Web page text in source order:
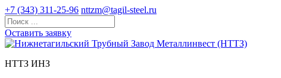
+7 (343) 311-25-96 nttzm@tagil-steel.ru
Оставить заявку
НТТЗ ИНЗ